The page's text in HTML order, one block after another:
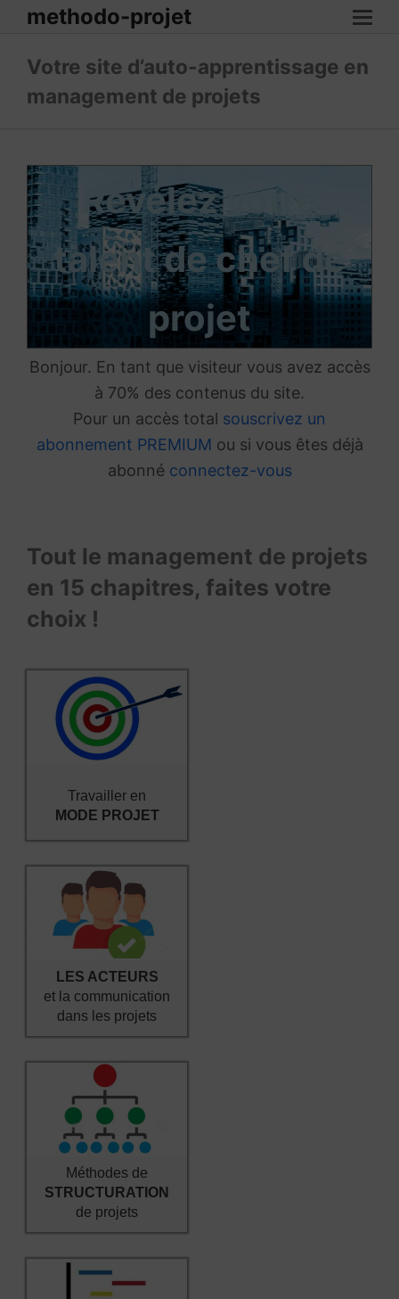
methodo-projet
Votre site d’auto-apprentissage en
management de projets
Révélez votre
talent de chef de
projet
Bonjour. En tant que visiteur vous avez accès
à 70% des contenus du site.
Pour un accès total souscrivez un
abonnement PREMIUM ou si vous êtes déjà
abonné connectez-vous
Tout le management de projets
en 15 chapitres, faites votre
choix !
Travailler en
MODE PROJET
LES ACTEURS
et la communication
dans les projets
Méthodes de
STRUCTURATION
de projets